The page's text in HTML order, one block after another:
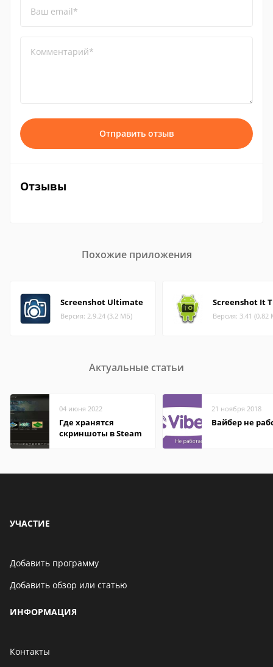
Ваш email*
Комментарий*
Отправить отзыв
Отзывы
Похожие приложения
Screenshot Ultimate
Версия: 2.9.24 (3.2 МБ)
Screenshot It
Версия: 3.41 (0.82
Актуальные статьи
04 июня 2022
Где хранятся
скриншоты в Steam
21 ноября 2018
Вайбер не
УЧАСТИЕ
Добавить программу
Добавить обзор или статью
ИНФОРМАЦИЯ
Контакты